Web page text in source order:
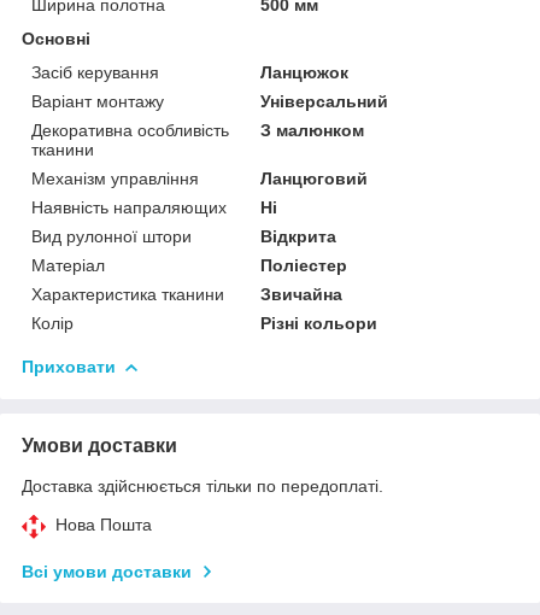
Ширина полотна
500 мм
Основні
Засіб керування
Ланцюжок
Варіант монтажу
Універсальний
Декоративна особливість
тканини
З малюнком
Механізм управління
Ланцюговий
Наявність напраляющих
Ні
Вид рулонної штори
Відкрита
Матеріал
Поліестер
Характеристика тканини
Звичайна
Колір
Різні кольори
Приховати
Умови доставки
Доставка здійснюється тільки по передоплаті.
Нова Пошта
Всі умови доставки